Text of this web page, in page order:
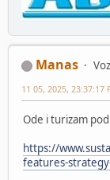
Manas
11 05, 2025, 23:37:17
Ode i turizam
https://
features-